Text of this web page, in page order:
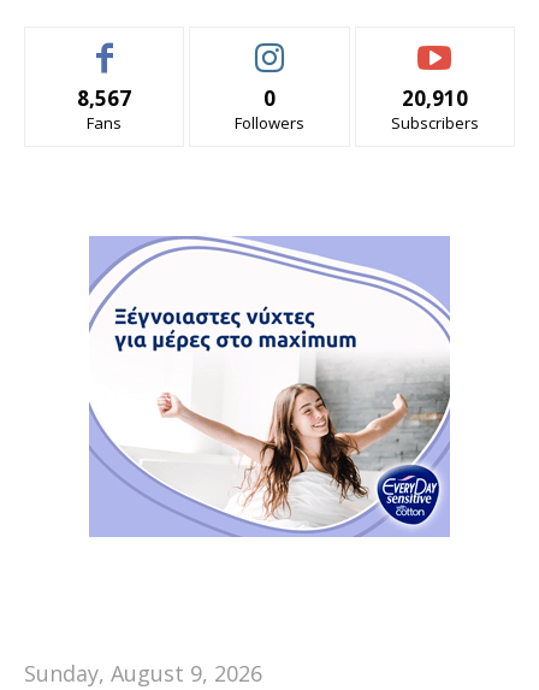
8,567
Fans
0
Followers
20,910
Subscribers
Sunday, August 9, 2026